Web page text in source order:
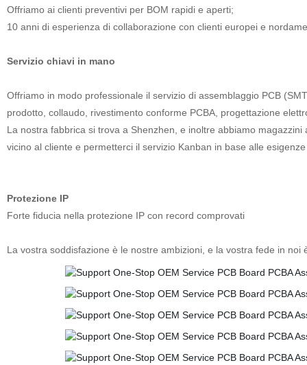
Offriamo ai clienti preventivi per BOM rapidi e aperti;
10 anni di esperienza di collaborazione con clienti europei e
Servizio chiavi in mano
Offriamo in modo professionale il servizio di assemblaggio PCB
prodotto, collaudo, rivestimento conforme PCBA, progettazione
La nostra fabbrica si trova a Shenzhen, e inoltre abbiamo
vicino al cliente e permetterci il servizio Kanban in base alle
Protezione IP
Forte fiducia nella protezione IP con record comprovati
La vostra soddisfazione è le nostre ambizioni, e la vostra fede in noi